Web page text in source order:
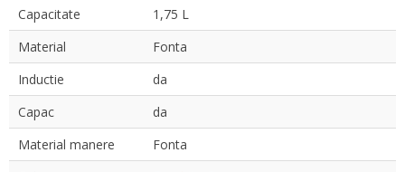
Capacitate
1,75 L
Material
Fonta
Inductie
da
Capac
da
Material manere
Fonta